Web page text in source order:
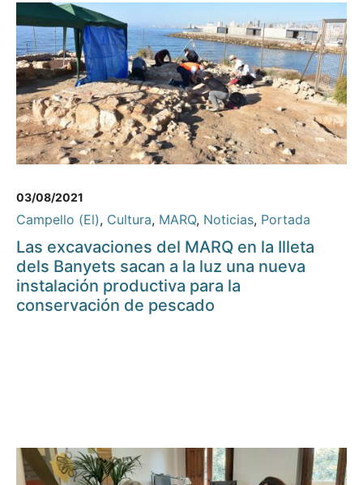
03/08/2021
Campello (El), Cultura, MARQ, Noticias, Portada
Las excavaciones del MARQ en la Illeta
dels Banyets sacan a la luz una nueva
instalación productiva para la
conservación de pescado